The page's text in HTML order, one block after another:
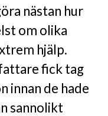
nästan hur
om olika
hjälp.
fick tag
innan de hade
sannolikt